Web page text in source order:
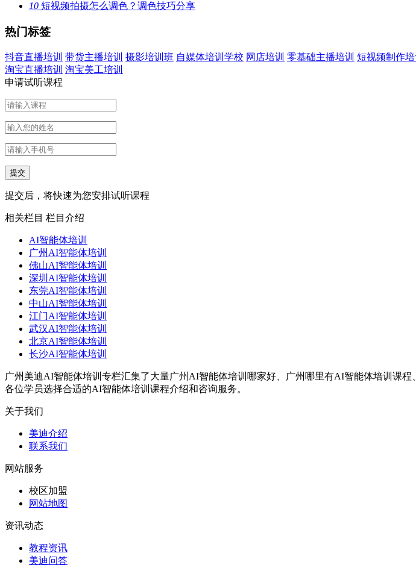
10 短视频拍摄怎么调色？调色技巧分享
热门标签
抖音直播培训 带货主播培训 摄影培训班 自媒体培训学校 网店培训 零基础主播培训 短视频制作
淘宝直播培训 淘宝美工培训
申请试听课程
提交后，将快速为您安排试听课程
相关栏目 栏目介绍
AI智能体培训
广州AI智能体培训
佛山AI智能体培训
深圳AI智能体培训
东莞AI智能体培训
中山AI智能体培训
江门AI智能体培训
武汉AI智能体培训
北京AI智能体培训
长沙AI智能体培训
广州美迪AI智能体培训专栏汇集了大量广州AI智能体培训哪家好、广州哪里有AI智能体培训课
各位学员选择合适的AI智能体培训课程介绍和咨询服务。
关于我们
美迪介绍
联系我们
网站服务
校区加盟
网站地图
资讯动态
教程资讯
美迪问答